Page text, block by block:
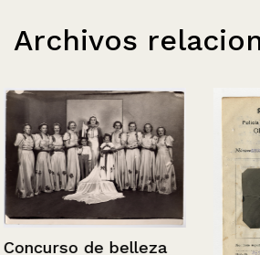
Archivos
Concurso de belleza